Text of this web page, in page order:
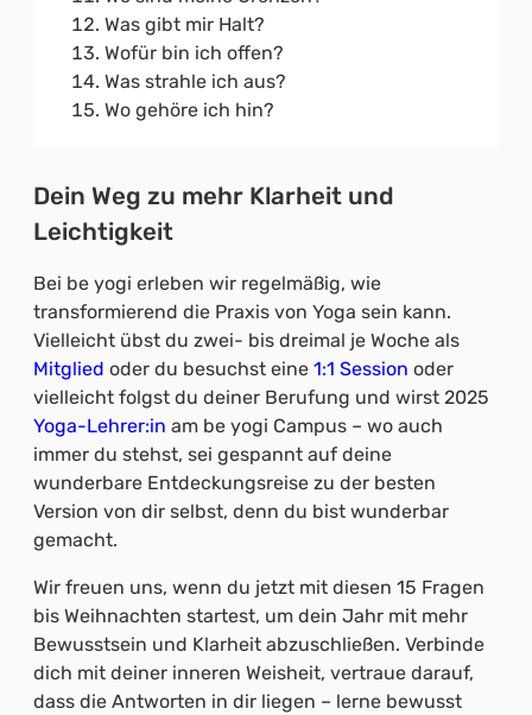
Was gibt mir Halt?
Wofür bin ich offen?
Was strahle ich aus?
Wo gehöre ich hin?
Dein Weg zu mehr Klarheit und
Leichtigkeit
Bei be yogi erleben wir regelmäßig, wie
transformierend die Praxis von Yoga sein kann.
Vielleicht übst du zwei- bis dreimal je Woche als
Mitglied oder du besuchst eine 1:1 Session oder
vielleicht folgst du deiner Berufung und wirst 2025
Yoga-Lehrer:in am be yogi Campus – wo auch
immer du stehst, sei gespannt auf deine
wunderbare Entdeckungsreise zu der besten
Version von dir selbst, denn du bist wunderbar
gemacht.
Wir freuen uns, wenn du jetzt mit diesen 15 Fragen
bis Weihnachten startest, um dein Jahr mit mehr
Bewusstsein und Klarheit abzuschließen. Verbinde
dich mit deiner inneren Weisheit, vertraue darauf,
dass die Antworten in dir liegen – lerne bewusst